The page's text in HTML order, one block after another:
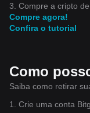
3. Compre a cripto de
Compre agora!
Confira o tutorial
Como
Saiba como retirar
1. Crie uma conta